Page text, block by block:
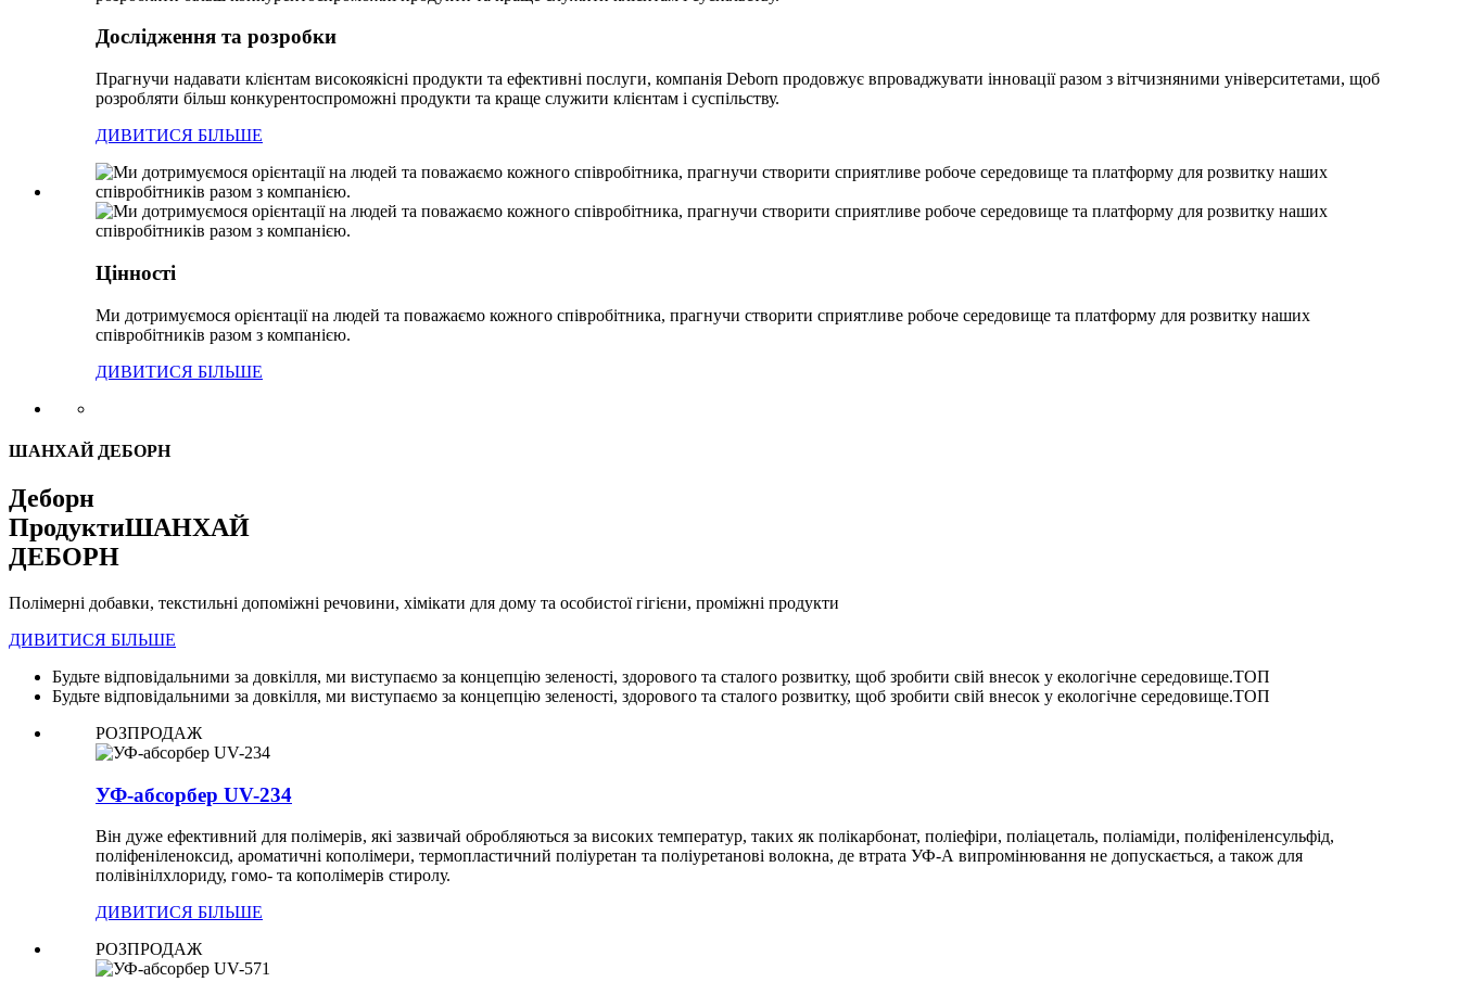
Дослідження та розробки
Прагнучи надавати клієнтам високоякісні продукти та ефективні послуги, компанія Deborn продовжує впроваджувати інновації разом з вітчизняними університетами, щоб
розробляти більш конкурентоспроможні продукти та краще служити клієнтам і суспільству.
ДИВИТИСЯ БІЛЬШЕ
Цінності
Ми дотримуємося орієнтації на людей та поважаємо кожного співробітника, прагнучи створити сприятливе робоче середовище та платформу для розвитку наших
співробітників разом з компанією.
ДИВИТИСЯ БІЛЬШЕ
ШАНХАЙ ДЕБОРН
Деборн
ПродуктиШАНХАЙ
ДЕБОРН
Полімерні добавки, текстильні допоміжні речовини, хімікати для дому та особистої гігієни, проміжні продукти
ДИВИТИСЯ БІЛЬШЕ
Будьте відповідальними за довкілля, ми виступаємо за концепцію зеленості, здорового та сталого розвитку, щоб зробити свій внесок у екологічне середовище.ТОП
Будьте відповідальними за довкілля, ми виступаємо за концепцію зеленості, здорового та сталого розвитку, щоб зробити свій внесок у екологічне середовище.ТОП
РОЗПРОДАЖ
УФ-абсорбер UV-234
Він дуже ефективний для полімерів, які зазвичай обробляються за високих температур, таких як полікарбонат, поліефіри, поліацеталь, поліаміди, поліфеніленсульфід,
поліфеніленоксид, ароматичні кополімери, термопластичний поліуретан та поліуретанові волокна, де втрата УФ-А випромінювання не допускається, а також для
полівінілхлориду, гомо- та кополімерів стиролу.
ДИВИТИСЯ БІЛЬШЕ
РОЗПРОДАЖ